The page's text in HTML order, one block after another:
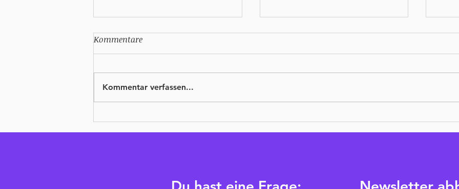
WIRKLICH erreichst
Hast du gut geschlafen?
Kommentare
Kommentar verfassen...